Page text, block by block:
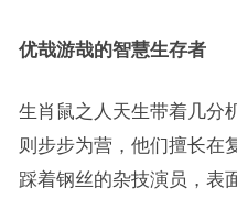
优哉游哉的智慧生存者
生肖鼠之人天生带着几分
则步步为营，他们擅长在
踩着钢丝的杂技演员，表